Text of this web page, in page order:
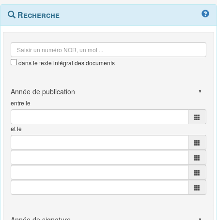
Navigation
outils
Menu
contextuel
Recherche
dans le texte intégral des documents
entre le
et le